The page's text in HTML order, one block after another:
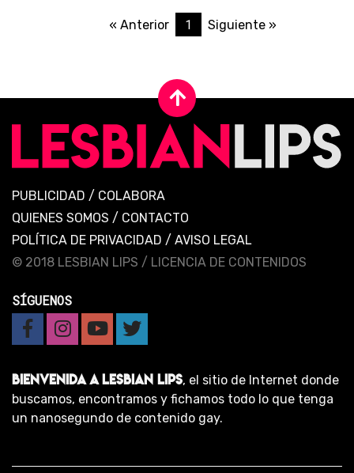
« Anterior 1 Siguiente »
PUBLICIDAD / COLABORA
QUIENES SOMOS / CONTACTO
POLÍTICA DE PRIVACIDAD / AVISO LEGAL
© 2018 LESBIAN LIPS / LICENCIA DE CONTENIDOS
SÍGUENOS
BIENVENIDA A LESBIAN LIPS, el sitio de Internet donde
buscamos, encontramos y fichamos todo lo que tenga
un nanosegundo de contenido gay.